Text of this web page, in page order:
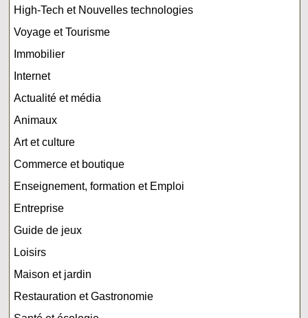
High-Tech et Nouvelles technologies
Voyage et Tourisme
Immobilier
Internet
Actualité et média
Animaux
Art et culture
Commerce et boutique
Enseignement, formation et Emploi
Entreprise
Guide de jeux
Loisirs
Maison et jardin
Restauration et Gastronomie